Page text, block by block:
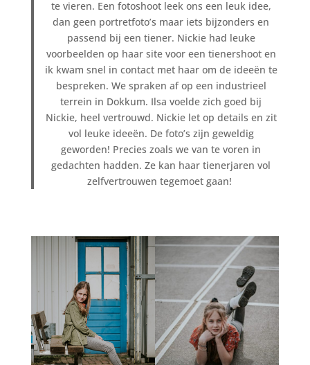
te vieren. Een fotoshoot leek ons een leuk idee,
dan geen portretfoto’s maar iets bijzonders en
passend bij een tiener. Nickie had leuke
voorbeelden op haar site voor een tienershoot en
ik kwam snel in contact met haar om de ideeën te
bespreken. We spraken af op een industrieel
terrein in Dokkum. Ilsa voelde zich goed bij
Nickie, heel vertrouwd. Nickie let op details en zit
vol leuke ideeën. De foto’s zijn geweldig
geworden! Precies zoals we van te voren in
gedachten hadden. Ze kan haar tienerjaren vol
zelfvertrouwen tegemoet gaan!